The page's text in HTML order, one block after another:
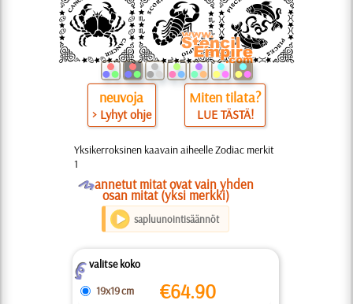
neuvoja
> Lyhyt ohje
Miten tilata?
LUE TÄSTÄ!
Yksikerroksinen kaavain aiheelle Zodiac merkit
1
Oannetut mitat ovat vain yhden
osan mitat (yksi merkki)
sapluunointisäännöt
Zvalitse koko
19x19 cm
€64.90